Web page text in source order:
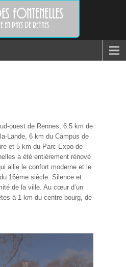
ouest de Rennes, 6.5 km de
Lande, 6 km du Campus de
et 5 km du Parc-Expo de
a été entièrement rénové
allie le confort moderne et le
16ème siècle. Silence et
de la ville. Au cœur d’un
à 1 km du centre bourg, de